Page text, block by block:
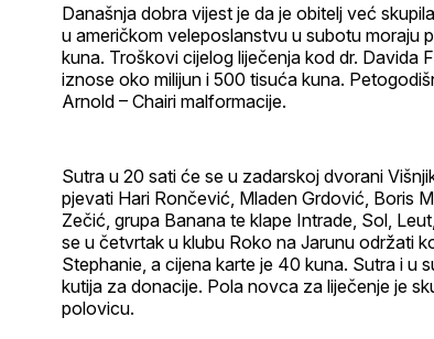
Današnja dobra vijest je da je obitelj već
u američkom veleposlanstvu u subotu moraju
kuna. Troškovi cijelog liječenja kod dr. Davida
iznose oko milijun i 500 tisuća kuna.
Arnold – Chairi malformacije.
Sutra u 20 sati će se u zadarskoj dvorani
pjevati Hari Rončević, Mladen Grdović, Boris
Zečić, grupa Banana te klape Intrade, Sol,
se u četvrtak u klubu Roko na Jarunu održati
Stephanie, a cijena karte je 40 kuna. Sutra i u
kutija za donacije. Pola novca za liječenje je
polovicu.